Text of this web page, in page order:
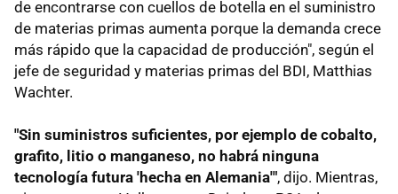
de encontrarse con cuellos de botella en el suministro
de materias primas aumenta porque la demanda crece
más rápido que la capacidad de producción", según el
jefe de seguridad y materias primas del BDI, Matthias
Wachter.
"Sin suministros suficientes, por ejemplo de cobalto,
grafito, litio o manganeso, no habrá ninguna
tecnología futura 'hecha en Alemania'", dijo. Mientras,